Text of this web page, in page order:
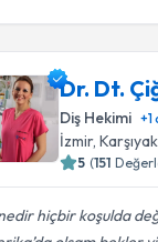
Dr. Dt.
Diş Hekimi +1
İzmir,
5 (151
hiçbir koşulda